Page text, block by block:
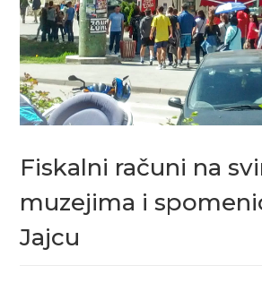
Fiskalni računi na
muzejima i
Jajcu